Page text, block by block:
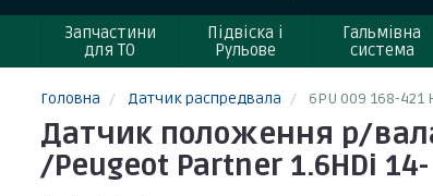
Запчастини
для ТО
Підвіска і
Рульове
Гальмівна
система
Головна Датчик распредвала 6PU 009 168-421
Датчик положення р/вала
/Peugeot Partner 1.6HDi 14-